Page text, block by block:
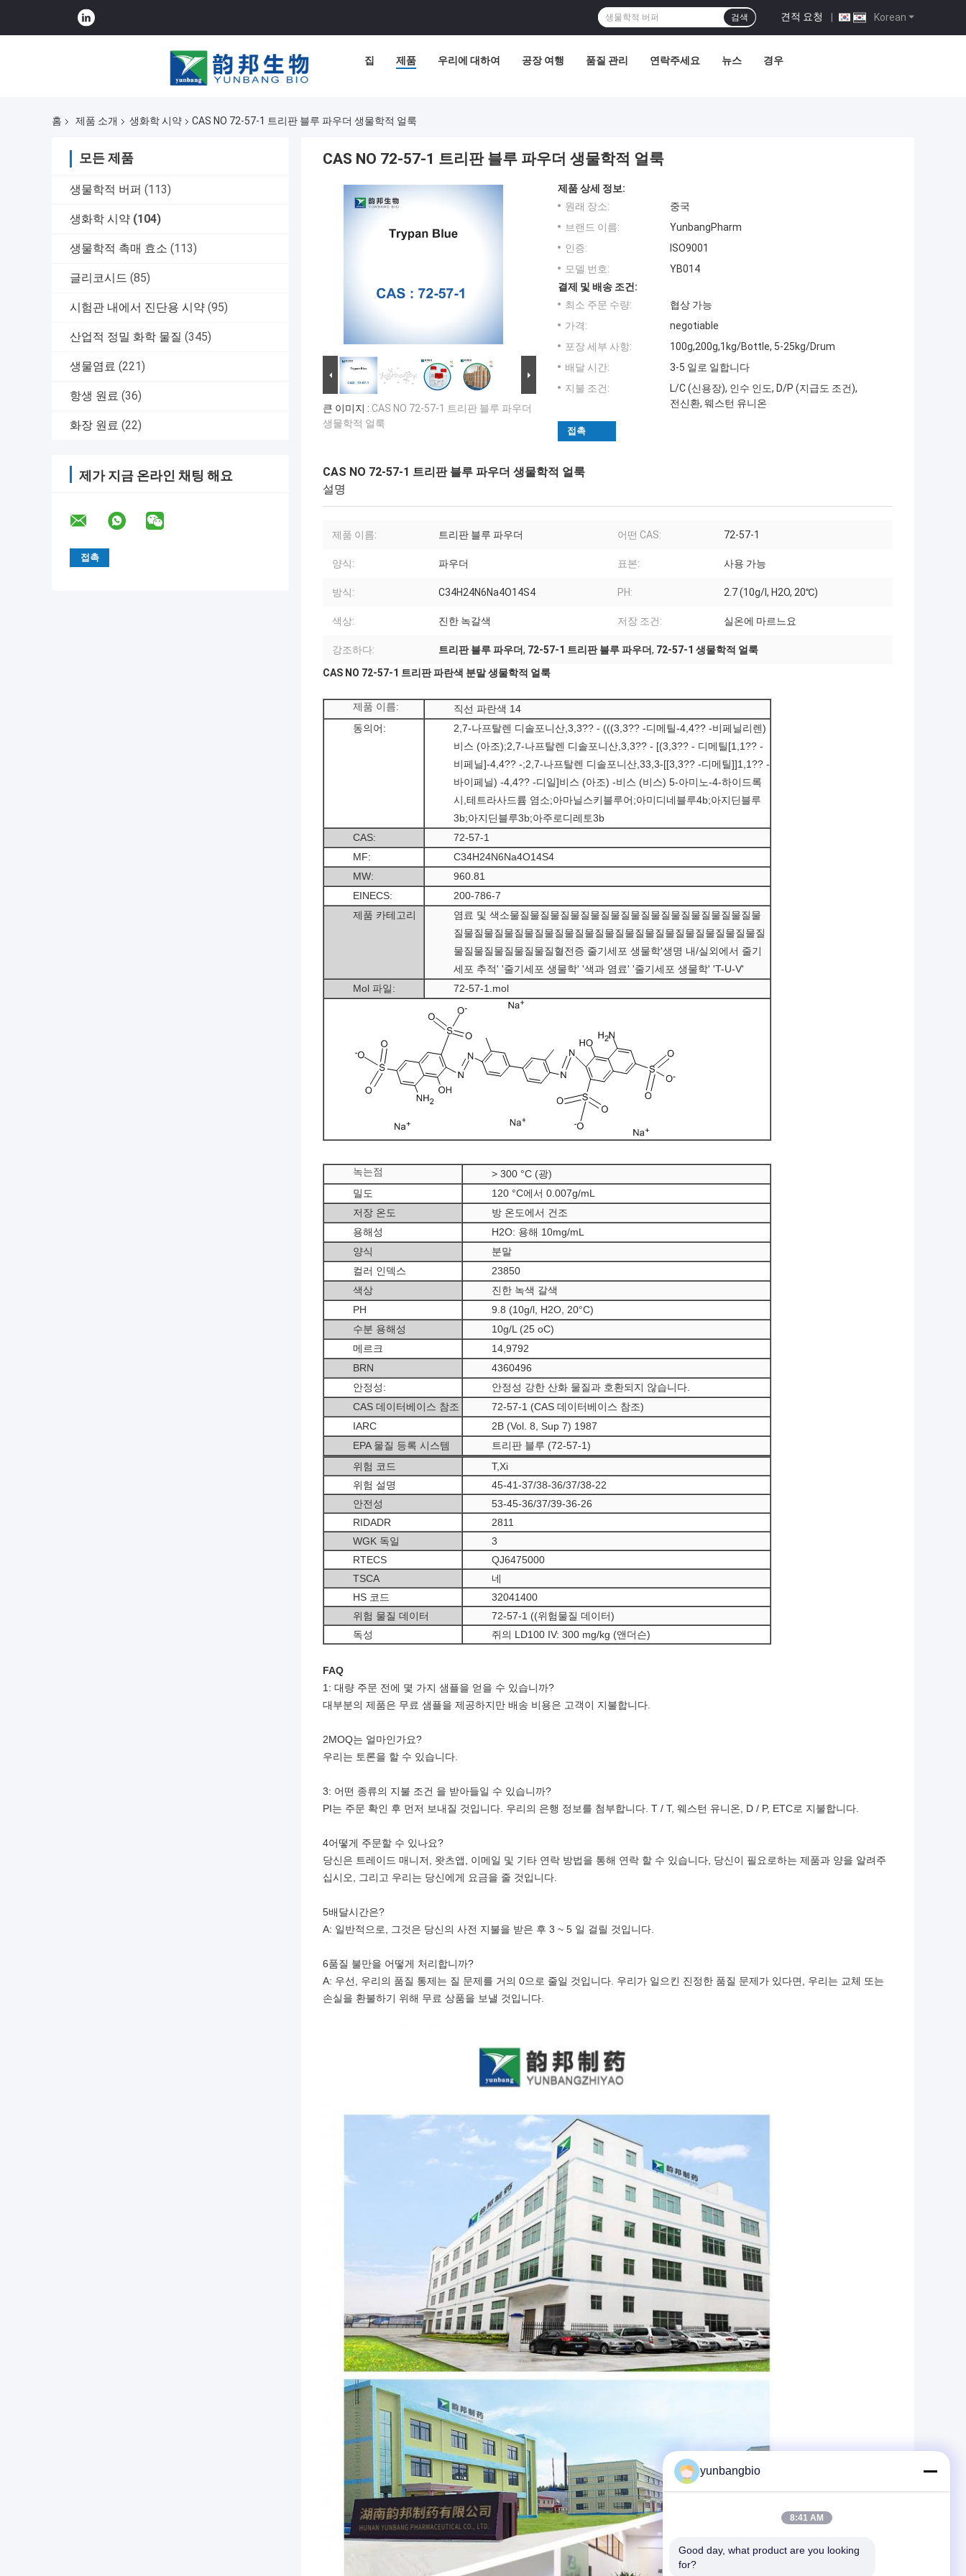
Korean
견적 요청 |
검색
집 제품 우리에 대하여 공장 여행 품질 관리 연락주세요 뉴스 경우
홈 제품 소개 생화학 시약 CAS NO 72-57-1 트리판 블루 파우더 생물학적 얼룩
모든 제품
생물학적 버퍼 (113)
생화학 시약 (104)
생물학적 촉매 효소 (113)
글리코시드 (85)
시험관 내에서 진단용 시약 (95)
산업적 정밀 화학 물질 (345)
생물염료 (221)
항생 원료 (36)
화장 원료 (22)
제가 지금 온라인 채팅 해요
CAS NO 72-57-1 트리판 블루 파우더 생물학적 얼룩
큰 이미지 : CAS NO 72-57-1 트리판 블루 파우더
생물학적 얼룩
제품 상세 정보:
원래 장소:
중국
브랜드 이름:
YunbangPharm
인증:
ISO9001
모델 번호:
YB014
결제 및 배송 조건:
최소 주문 수량:
협상 가능
가격:
negotiable
포장 세부 사항:
100g,200g,1kg/Bottle, 5-25kg/Drum
배달 시간:
3-5 일로 일합니다
지불 조건:
L/C (신용장), 인수 인도, D/P (지급도 조건),
전신환, 웨스턴 유니온
접촉
CAS NO 72-57-1 트리판 블루 파우더 생물학적 얼룩
설명
제품 이름: 트리판 블루 파우더 어떤 CAS: 72-57-1
양식: 파우더 표본: 사용 가능
방식: C34H24N6Na4O14S4 PH: 2.7 (10g/l, H2O, 20℃)
색상: 진한 녹갈색 저장 조건: 실온에 마르느요
강조하다: 트리판 블루 파우더, 72-57-1 트리판 블루 파우더, 72-57-1 생물학적 얼룩
CAS NO 72-57-1 트리판 파란색 분말 생물학적 얼룩
제품 이름:
직선 파란색 14
동의어:
2,7-나프탈렌 디솔포니산,3,3?? - (((3,3?? -디메틸-4,4?? -비페닐리렌)
비스 (아조);2,7-나프탈렌 디솔포니산,3,3?? - [(3,3?? - 디메틸[1,1?? -
비페닐]-4,4?? -;2,7-나프탈렌 디솔포니산,33,3-[[3,3?? -디메틸]]1,1?? -
바이페닐) -4,4?? -디일]비스 (아조) -비스 (비스) 5-아미노-4-하이드록
시,테트라사드륨 염소;아마닐스키블루어;아미디네블루4b;아지딘블루
3b;아지딘블루3b;아주로디레토3b
CAS:
72-57-1
MF:
C34H24N6Na4O14S4
MW:
960.81
EINECS:
200-786-7
제품 카테고리
염료 및 색소물질물질물질물질물질물질물질물질물질물질물질물질물
질물질물질물질물질물질물질물질물질물질물질물질물질물질물질물질
물질물질물질물질물질혈전증 줄기세포 생물학'생명 내/실외에서 줄기
세포 추적' '줄기세포 생물학' '색과 염료' '줄기세포 생물학' 'T-U-V'
Mol 파일:
72-57-1.mol
녹는점
> 300 °C (광)
밀도
120 °C에서 0.007g/mL
저장 온도
방 온도에서 건조
용해성
H2O: 용해 10mg/mL
양식
분말
컬러 인덱스
23850
색상
진한 녹색 갈색
PH
9.8 (10g/l, H2O, 20°C)
수분 용해성
10g/L (25 oC)
메르크
14,9792
BRN
4360496
안정성:
안정성 강한 산화 물질과 호환되지 않습니다.
CAS 데이터베이스 참조
72-57-1 (CAS 데이터베이스 참조)
IARC
2B (Vol. 8, Sup 7) 1987
EPA 물질 등록 시스템
트리판 블루 (72-57-1)
위험 코드
T,Xi
위험 설명
45-41-37/38-36/37/38-22
안전성
53-45-36/37/39-36-26
RIDADR
2811
WGK 독일
3
RTECS
QJ6475000
TSCA
네
HS 코드
32041400
위험 물질 데이터
72-57-1 ((위험물질 데이터)
독성
쥐의 LD100 IV: 300 mg/kg (앤더슨)
FAQ
1: 대량 주문 전에 몇 가지 샘플을 얻을 수 있습니까?
대부분의 제품은 무료 샘플을 제공하지만 배송 비용은 고객이 지불합니다.
2MOQ는 얼마인가요?
우리는 토론을 할 수 있습니다.
3: 어떤 종류의 지불 조건 을 받아들일 수 있습니까?
PI는 주문 확인 후 먼저 보내질 것입니다. 우리의 은행 정보를 첨부합니다. T / T, 웨스턴 유니온, D / P, ETC로 지불합니다.
4어떻게 주문할 수 있나요?
당신은 트레이드 매니저, 왓츠앱, 이메일 및 기타 연락 방법을 통해 연락 할 수 있습니다, 당신이 필요로하는 제품과 양을 알려주
십시오, 그리고 우리는 당신에게 요금을 줄 것입니다.
5배달시간은?
A: 일반적으로, 그것은 당신의 사전 지불을 받은 후 3 ~ 5 일 걸릴 것입니다.
6품질 불만을 어떻게 처리합니까?
A: 우선, 우리의 품질 통제는 질 문제를 거의 0으로 줄일 것입니다. 우리가 일으킨 진정한 품질 문제가 있다면, 우리는 교체 또는
손실을 환불하기 위해 무료 상품을 보낼 것입니다.
yunbangbio
8:41 AM
Good day, what product are you looking
for?